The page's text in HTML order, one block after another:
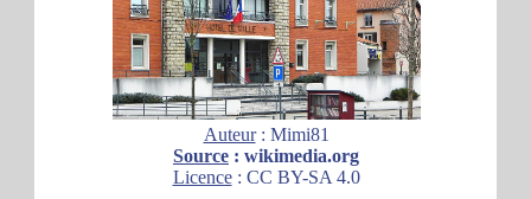
Auteur: Mimi81
Source : wikimedia.org
Licence: CC BY-SA 4.0